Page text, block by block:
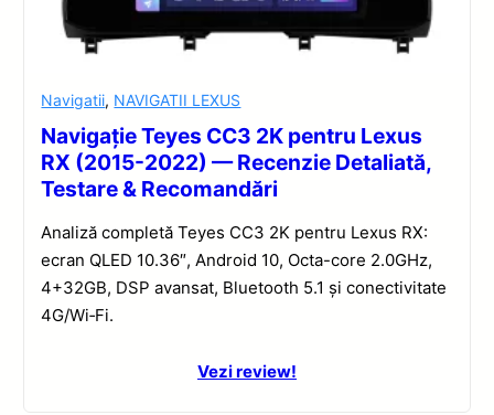
Navigatii, NAVIGATII LEXUS
Navigație Teyes CC3 2K pentru Lexus
RX (2015-2022) — Recenzie Detaliată,
Testare & Recomandări
Analiză completă Teyes CC3 2K pentru Lexus RX:
ecran QLED 10.36″, Android 10, Octa-core 2.0GHz,
4+32GB, DSP avansat, Bluetooth 5.1 și conectivitate
4G/Wi‑Fi.
Vezi review!